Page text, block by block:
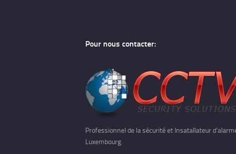
Pour nous contacter:
Professionnel de la sécurité et Insatallateur
Luxembourg.